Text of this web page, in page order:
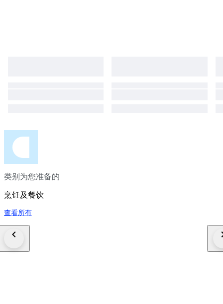
类别为您准备的
烹饪及餐饮
查看所有